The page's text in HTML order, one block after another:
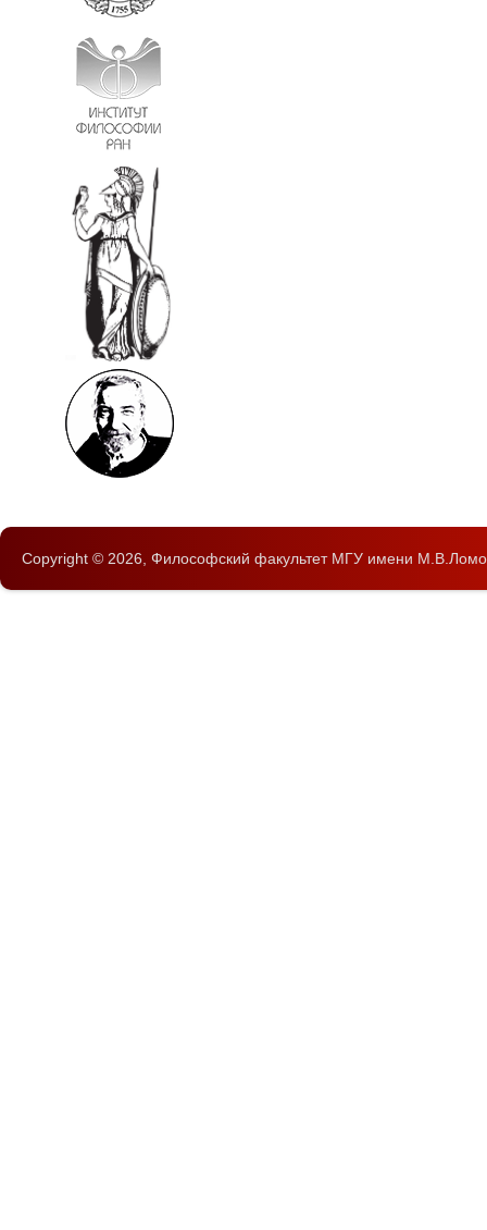
Copyright © 2026, Философский факультет МГУ имени